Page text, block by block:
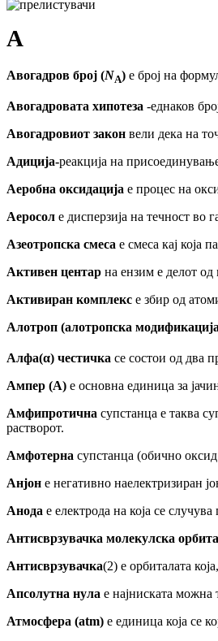
А
Авогадров број (NA) е број на
Авогадровата хипотеза -еднаков бро
Авогадровиот закон вели дека на
Адиција-реакција на
Аеробна оксидација е процес на
Аеросол е дисперзија на течност во
Азеотропска смеса е смеса кај која
Активен центар на ензим е делот од
Активиран комплекс е збир од
Алотроп (алотропска
Алфа(α) честичка се состои од два
Ампер (А) е основна единица за
Амфипротична супстанца е таква
растворот.
Амфотерна супстанца (обично
Анјон е негативно наелектризиран
Анода е електрода на која се
Антисврзувачка молекулска
Антисврзувачка(2) e орбиталата
Апсолутна нула е најниската можна
Атмосфера (atm) е единица која се